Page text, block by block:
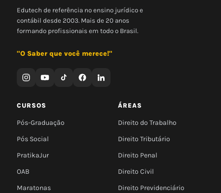
Edutech de referência no ensino jurídico e
contábil desde 2003. Mais de 20 anos
formando profissionais em todo o Brasil.
"O Saber que você merece!"
CURSOS
Pós-Graduação
Pós Social
PratikaJur
OAB
Maratonas
ÁREAS
Direito do Trabalho
Direito Tributário
Direito Penal
Direito Civil
Direito Previdenciário